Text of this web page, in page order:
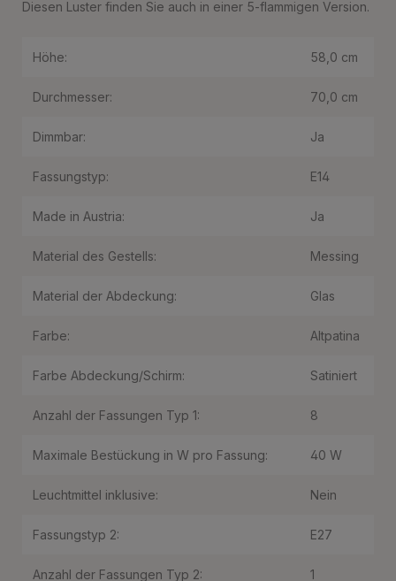
Diesen Luster finden Sie auch in einer 5-flammigen Version.
Höhe: 58,0 cm
Durchmesser: 70,0 cm
Dimmbar: Ja
Fassungstyp: E14
Made in Austria: Ja
Material des Gestells: Messing
Material der Abdeckung: Glas
Farbe: Altpatina
Farbe Abdeckung/Schirm: Satiniert
Anzahl der Fassungen Typ 1: 8
Maximale Bestückung in W pro Fassung: 40 W
Leuchtmittel inklusive: Nein
Fassungstyp 2: E27
Anzahl der Fassungen Typ 2: 1